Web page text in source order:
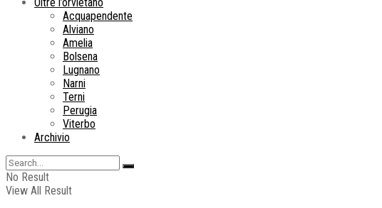
Acquapendente
Alviano
Amelia
Bolsena
Lugnano
Narni
Terni
Perugia
Viterbo
Archivio
No Result
View All Result